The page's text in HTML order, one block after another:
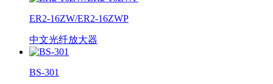
ER2-16ZW/ER2-16ZWP
中文光纤放大器
BS-301